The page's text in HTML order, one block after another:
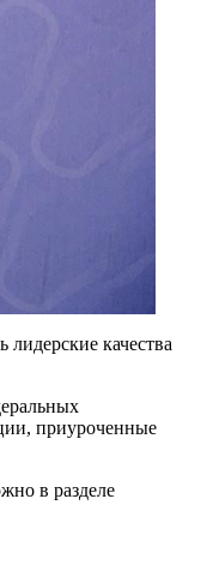
качества
приуроченные
в разделе